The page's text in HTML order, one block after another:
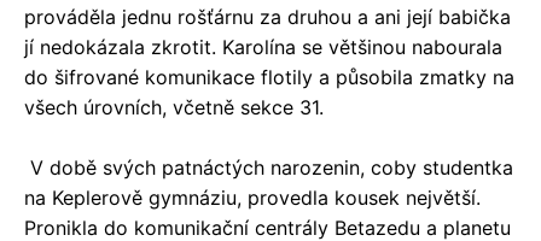
prováděla jednu rošťárnu za druhou a ani její babička
jí nedokázala zkrotit. Karolína se většinou nabourala
do šifrované komunikace flotily a působila zmatky na
všech úrovních, včetně sekce 31.
V době svých patnáctých narozenin, coby studentka
na Keplerově gymnáziu, provedla kousek největší.
Pronikla do komunikační centrály Betazedu a planetu